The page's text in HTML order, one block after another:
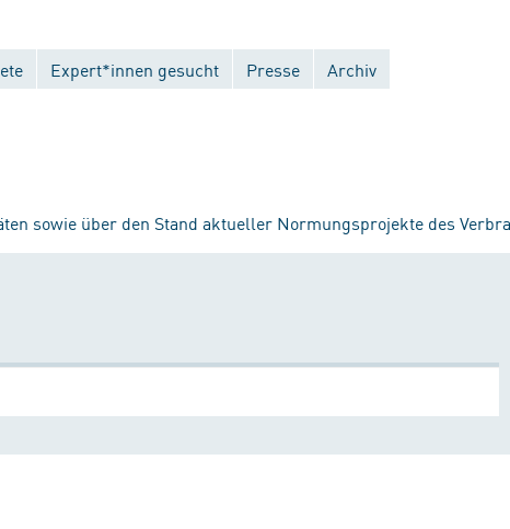
Expert*innen gesucht Presse Archiv
sowie über den Stand aktueller Normungsprojekte des